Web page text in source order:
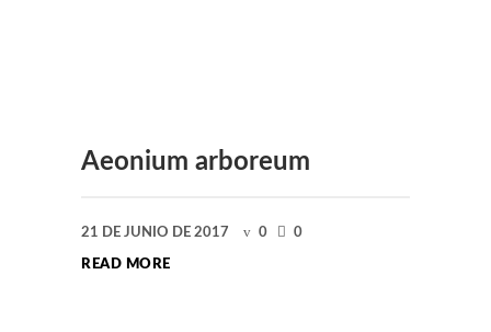
Aeonium arboreum
21 DE JUNIO DE 2017 0 0
READ MORE